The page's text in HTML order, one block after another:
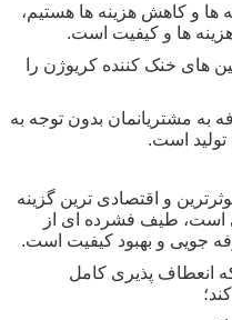
و کاهش هزینه ها هستیم،
ها و کیفیت است.
های خنک کننده کریوژن را
به مشتریانمان بدون توجه به
است.
و اقتصادی ترین گزینه
است، طیف فشرده ای از
جویی و بهبود کیفیت است.
انعطاف پذیری کامل